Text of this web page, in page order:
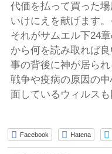
代価を払って買った
いけにえを献げます
それがサムエル下24
から何を読み取れば
事の背後に神が居ら
戦争や疫病の原因の
面しているウィルス
Facebook Hatena